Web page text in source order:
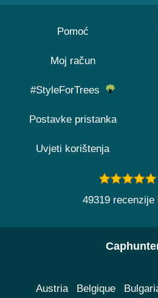
Pomoć
Moj račun
#StyleForTrees
Postavke pristanka
Uvjeti korištenja
49319 recenzije
Austria Belgique